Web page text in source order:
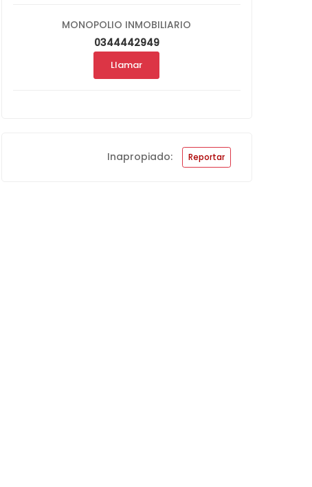
MONOPOLIO INMOBILIARIO
0344442949
Llamar
Inapropiado: Reportar